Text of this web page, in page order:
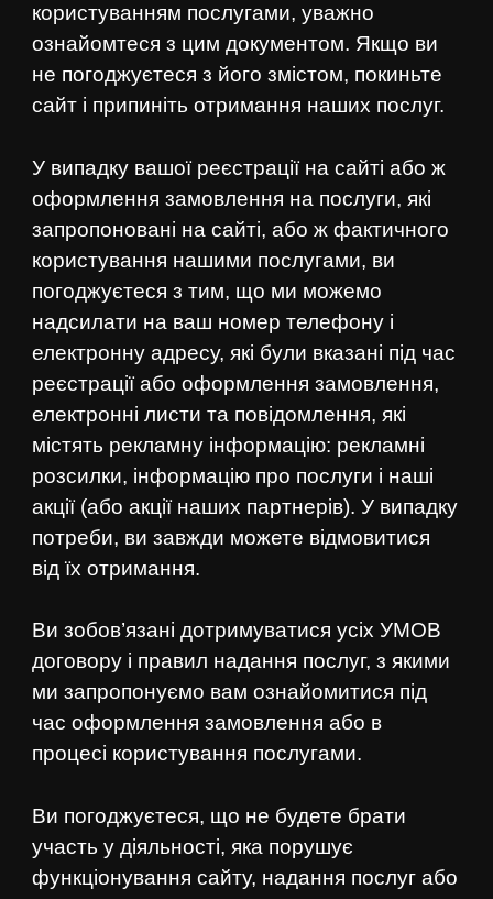
користуванням послугами, уважно
ознайомтеся з цим документом. Якщо ви
не погоджуєтеся з його змістом, покиньте
сайт і припиніть отримання наших послуг.
У випадку вашої реєстрації на сайті або ж
оформлення замовлення на послуги, які
запропоновані на сайті, або ж фактичного
користування нашими послугами, ви
погоджуєтеся з тим, що ми можемо
надсилати на ваш номер телефону і
електронну адресу, які були вказані під час
реєстрації або оформлення замовлення,
електронні листи та повідомлення, які
містять рекламну інформацію: рекламні
розсилки, інформацію про послуги і наші
акції (або акції наших партнерів). У випадку
потреби, ви завжди можете відмовитися
від їх отримання.
Ви зобов’язані дотримуватися усіх УМОВ
договору і правил надання послуг, з якими
ми запропонуємо вам ознайомитися під
час оформлення замовлення або в
процесі користування послугами.
Ви погоджуєтеся, що не будете брати
участь у діяльності, яка порушує
функціонування сайту, надання послуг або